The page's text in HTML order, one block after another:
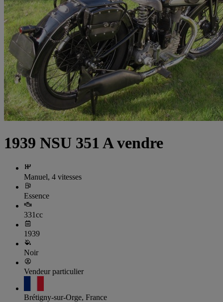
1939 NSU 351 A vendre
Manuel, 4 vitesses
Essence
331cc
1939
Noir
Vendeur particulier
Brétigny-sur-Orge, France